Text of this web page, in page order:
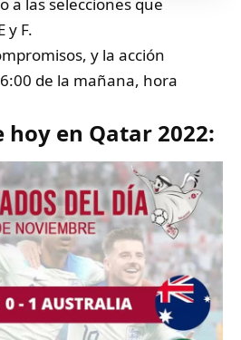
a las selecciones que
y F.
y la acción
de la mañana, hora
hoy en Qatar 2022: